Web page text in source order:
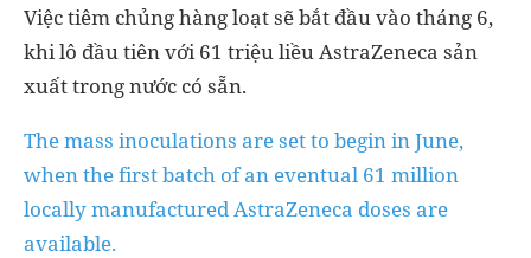
Việc tiêm chủng hàng loạt sẽ bắt đầu vào tháng 6,
khi lô đầu tiên với 61 triệu liều AstraZeneca sản
xuất trong nước có sẵn.
The mass inoculations are set to begin in June,
when the first batch of an eventual 61 million
locally manufactured AstraZeneca doses are
available.